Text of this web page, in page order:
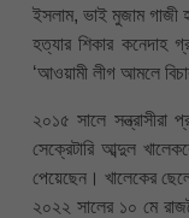
ইসলাম, ভাই মুজাম গাজী
হত্যার শিকার কনেদাহ
‘আওয়ামী লীগ আমলে
২০১৫ সালে সন্ত্রাসীরা
সেক্রেটারি আব্দুল
পেয়েছেন। খালেকের
২০২২ সালের ১০ মে